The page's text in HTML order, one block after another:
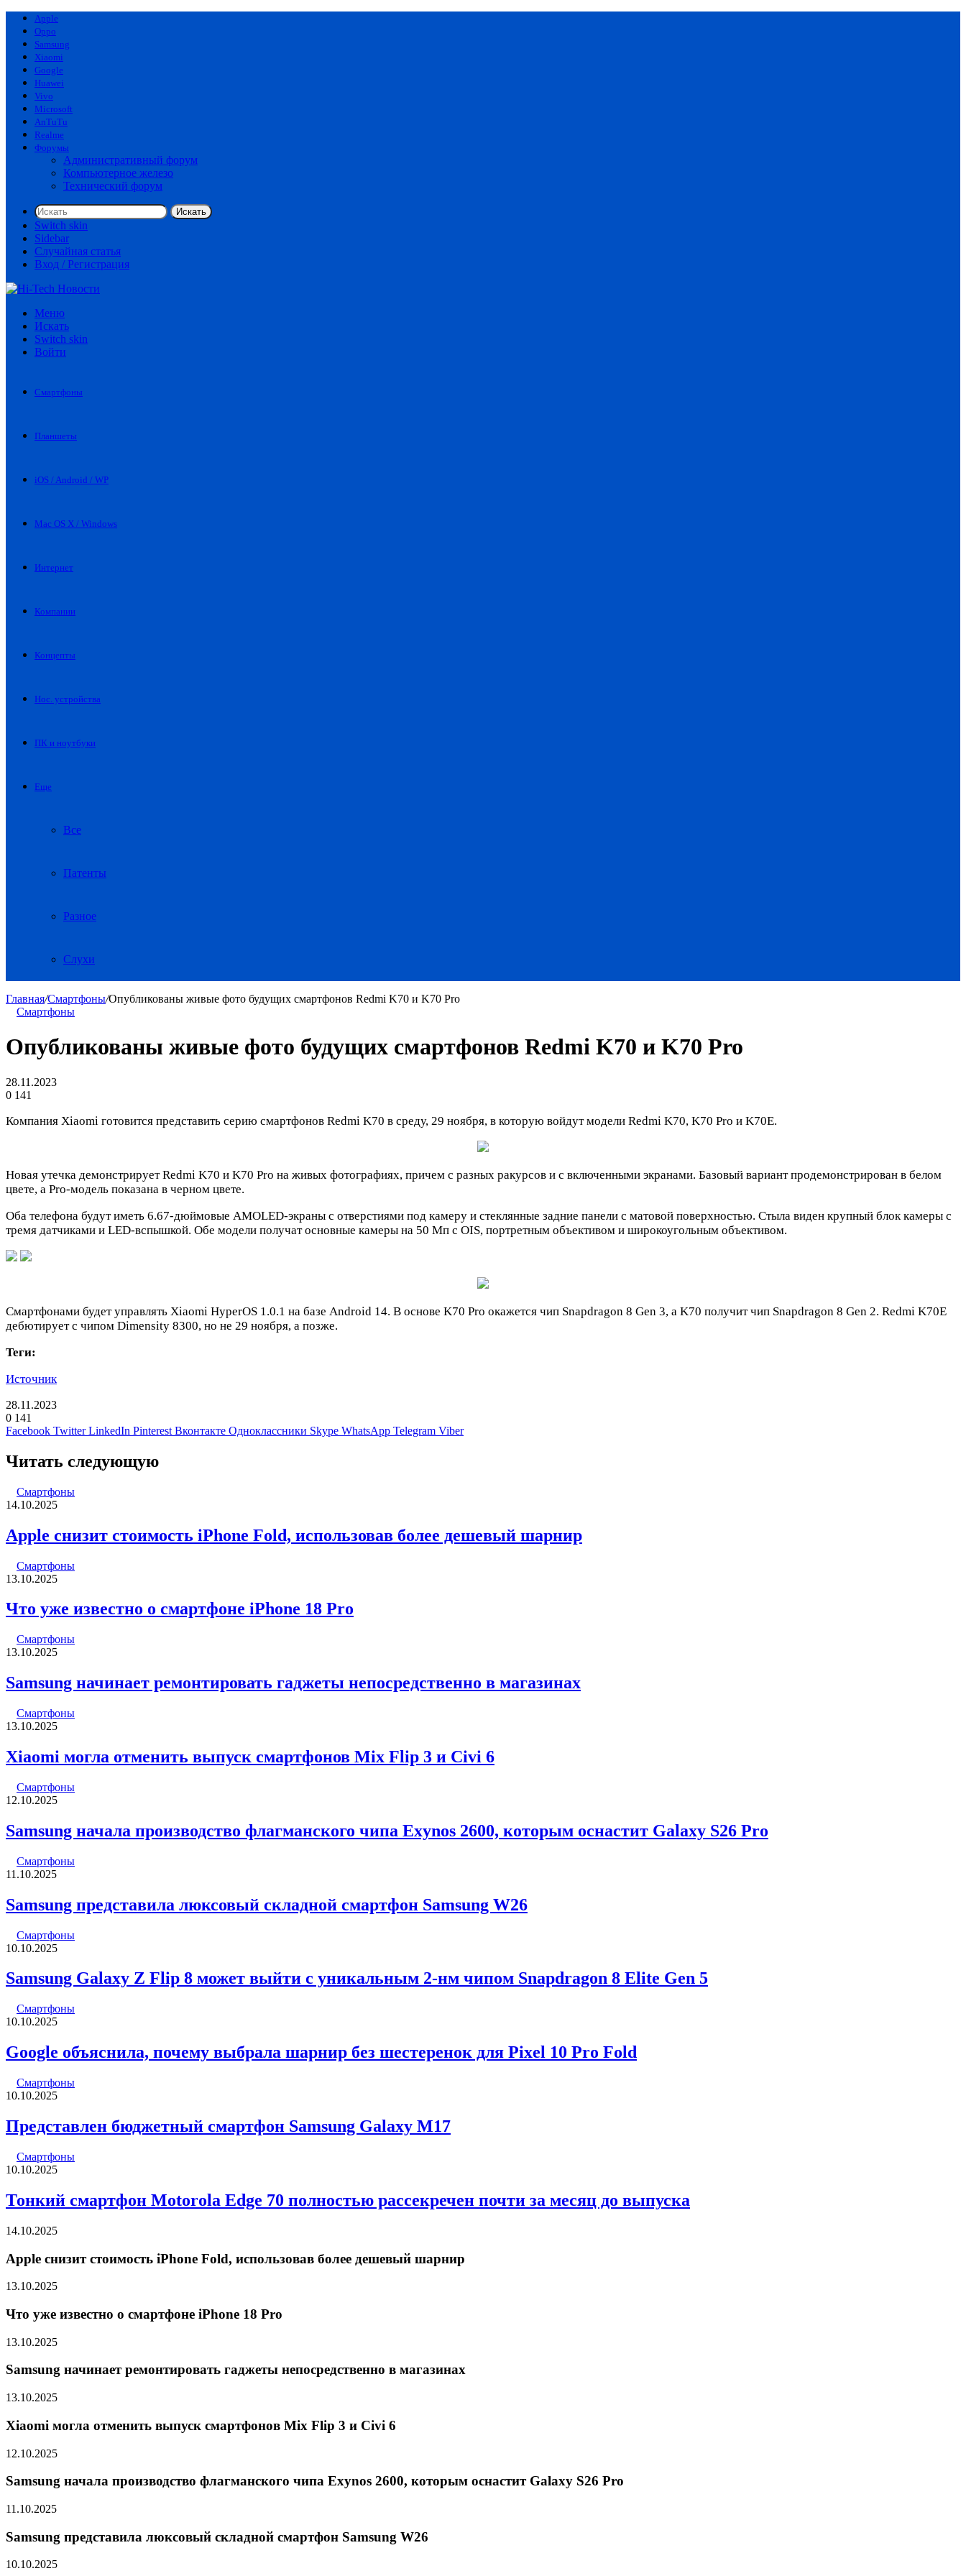
Apple
Oppo
Samsung
Xiaomi
Google
Huawei
Vivo
Microsoft
AnTuTu
Realme
Форумы
Административный форум
Компьютерное железо
Технический форум
Искать
Switch skin
Sidebar
Случайная статья
Вход / Регистрация
Меню
Искать
Switch skin
Войти
Смартфоны
Планшеты
iOS / Android / WP
Mac OS X / Windows
Интернет
Компании
Концепты
Нос. устройства
ПК и ноутбуки
Еще
Все
Патенты
Разное
Слухи
Главная/Смартфоны/Опубликованы живые фото будущих смартфонов Redmi K70 и K70 Pro
Смартфоны
Опубликованы живые фото будущих смартфонов Redmi K70 и K70 Pro
28.11.2023
0 141
Компания Xiaomi готовится представить серию смартфонов Redmi K70 в среду, 29 ноября, в которую войдут модели Redmi K70, K70 Pro и K70E.
Новая утечка демонстрирует Redmi K70 и K70 Pro на живых фотографиях, причем с разных ракурсов и с включенными экранами. Базовый вариант продемонстрирован в белом
цвете, а Pro-модель показана в черном цвете.
Оба телефона будут иметь 6.67-дюймовые AMOLED-экраны с отверстиями под камеру и стеклянные задние панели с матовой поверхностью. Стыла виден крупный блок камеры с
тремя датчиками и LED-вспышкой. Обе модели получат основные камеры на 50 Мп с OIS, портретным объективом и широкоугольным объективом.
Смартфонами будет управлять Xiaomi HyperOS 1.0.1 на базе Android 14. В основе K70 Pro окажется чип Snapdragon 8 Gen 3, а K70 получит чип Snapdragon 8 Gen 2. Redmi K70E
дебютирует с чипом Dimensity 8300, но не 29 ноября, а позже.
Теги:
Источник
28.11.2023
0 141
Facebook Twitter LinkedIn Pinterest Вконтакте Одноклассники Skype WhatsApp Telegram Viber
Читать следующую
Смартфоны
14.10.2025
Apple снизит стоимость iPhone Fold, использовав более дешевый шарнир
Смартфоны
13.10.2025
Что уже известно о смартфоне iPhone 18 Pro
Смартфоны
13.10.2025
Samsung начинает ремонтировать гаджеты непосредственно в магазинах
Смартфоны
13.10.2025
Xiaomi могла отменить выпуск смартфонов Mix Flip 3 и Civi 6
Смартфоны
12.10.2025
Samsung начала производство флагманского чипа Exynos 2600, которым оснастит Galaxy S26 Pro
Смартфоны
11.10.2025
Samsung представила люксовый складной смартфон Samsung W26
Смартфоны
10.10.2025
Samsung Galaxy Z Flip 8 может выйти с уникальным 2-нм чипом Snapdragon 8 Elite Gen 5
Смартфоны
10.10.2025
Google объяснила, почему выбрала шарнир без шестеренок для Pixel 10 Pro Fold
Смартфоны
10.10.2025
Представлен бюджетный смартфон Samsung Galaxy M17
Смартфоны
10.10.2025
Тонкий смартфон Motorola Edge 70 полностью рассекречен почти за месяц до выпуска
14.10.2025
Apple снизит стоимость iPhone Fold, использовав более дешевый шарнир
13.10.2025
Что уже известно о смартфоне iPhone 18 Pro
13.10.2025
Samsung начинает ремонтировать гаджеты непосредственно в магазинах
13.10.2025
Xiaomi могла отменить выпуск смартфонов Mix Flip 3 и Civi 6
12.10.2025
Samsung начала производство флагманского чипа Exynos 2600, которым оснастит Galaxy S26 Pro
11.10.2025
Samsung представила люксовый складной смартфон Samsung W26
10.10.2025